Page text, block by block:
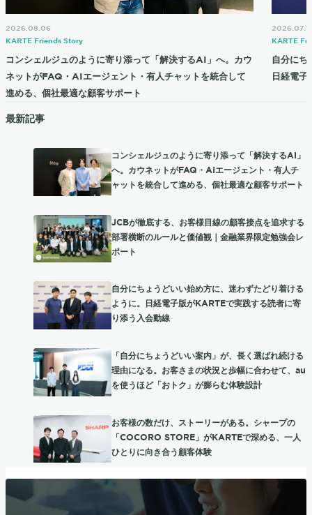
2026.08.06
KARTE Friends Story
コンシェルジュのように寄り添って「解決するAI」へ。カウ
ネットがFAQ・AIエージェント・有人チャットを統合して
進める、個社最適な顧客サポート
2026.07.17
KARTE
自分にち
日経電
最新記事
コンシェルジュのように寄り添って「解決するAI」
へ。カウネットがFAQ・AIエージェント・有人チ
ャットを統合して進める、個社最適な顧客サポート
JCBが徹底する、お客様目線の顧客接点を追求する
部署横断のルールと価値観｜金融業界限定勉強会レ
ポート
自分にちょうどいい始め方に、迷わずたどり着ける
ように。日経電子版がKARTEで実践する読者に寄
り添う入会動線
「自分にちょうどいい案内」が、長く選ばれ続ける
理由になる。お客さまの状況と歩幅に合わせて、au
を使うほど「おトク」が膨らむ体験設計
お客様の数だけ、ストーリーがある。シャープの
「COCORO STORE」がKARTEで深める、一人
ひとりに向き合う顧客体験